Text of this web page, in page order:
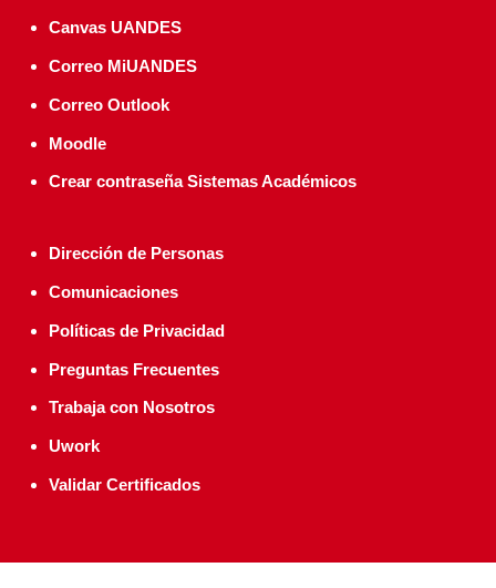
Canvas UANDES
Correo MiUANDES
Correo Outlook
Moodle
Crear contraseña Sistemas Académicos
Dirección de Personas
Comunicaciones
Políticas de Privacidad
Preguntas Frecuentes
Trabaja con Nosotros
Uwork
Validar Certificados